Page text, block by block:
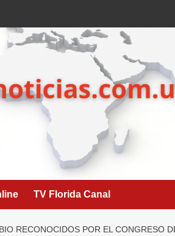
TV Florida Canal
RECONOCIDOS POR EL CONGRESO